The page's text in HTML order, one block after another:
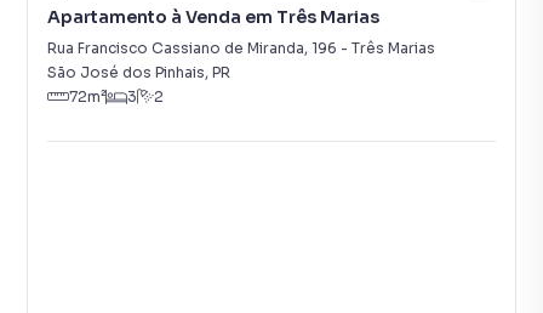
Apartamento à Venda em Três Marias
Rua Francisco Cassiano de Miranda, 196 - Três Marias
São José dos Pinhais, PR
72m² 3 2